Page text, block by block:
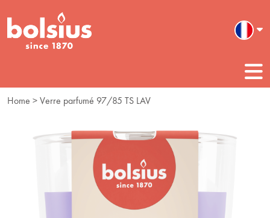
Home > Verre parfumé 97/85 TS LAV